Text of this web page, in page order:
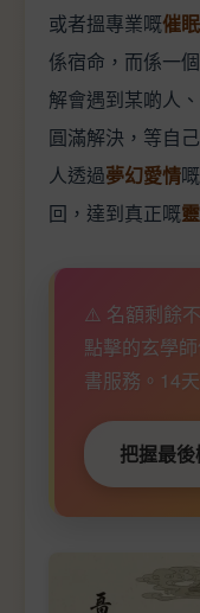
或者搵專業嘅催
係宿命，而係一
解會遇到某啲人
圓滿解決，等自
人透過夢幻愛情
回，達到真正嘅
⚠️ 名額剩餘
點擊的玄學
書服務。14
把握最